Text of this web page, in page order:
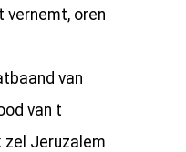
vernemt, oren
van
van t
zel Jeruzalem